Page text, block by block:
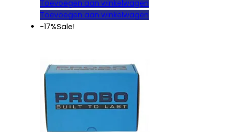
prijs
was:
€ 35,95.
prijs
is:
Toevoegen aan winkelwagen
Toevoegen aan winkelwagen
-17%Sale!